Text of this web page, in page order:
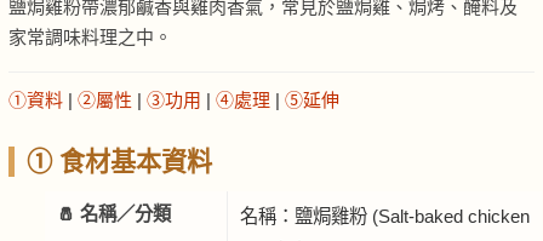
鹽焗雞粉帶濃郁鹹香與雞肉香氣，常見於鹽焗雞、焗烤、醃料及
家常調味料理之中。
①資料 | ②屬性 | ③功用 | ④處理 | ⑤延伸
① 食材基本資料
🧂 名稱／分類
名稱：鹽焗雞粉 (Salt-baked chicken